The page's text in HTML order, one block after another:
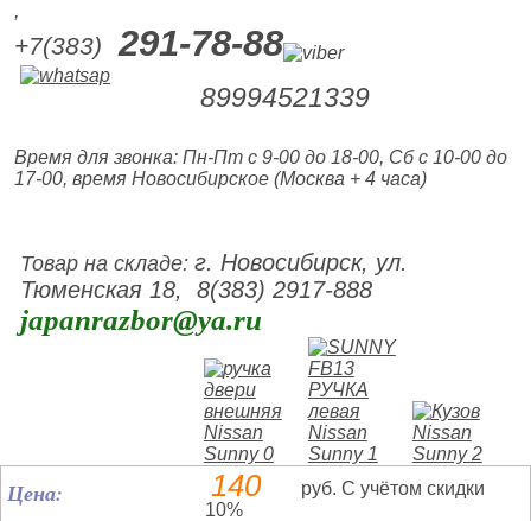
,
+7(383) 291-78-88
89994521339
Время для звонка: Пн-Пт с 9-00 до 18-00, Сб с 10-00 до
17-00, время Новосибирское (Москва + 4 часа)
Товар на складе:г. Новосибирск, ул.
Тюменская 18, 8(383) 2917-888
japanrazbor@ya.ru
Цена: 140
руб. С учётом скидки
10%